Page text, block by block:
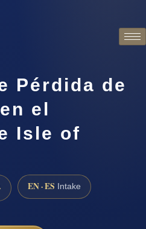
Pérdida de
el
Isle of
EN · ES Intake